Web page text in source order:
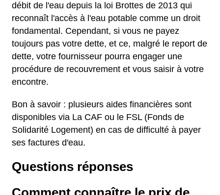
débit de l'eau depuis la loi Brottes de 2013 qui
reconnaît l'accès à l'eau potable comme un droit
fondamental. Cependant, si vous ne payez
toujours pas votre dette, et ce, malgré le report de
dette, votre fournisseur pourra engager une
procédure de recouvrement et vous saisir à votre
encontre.
Bon à savoir : plusieurs aides financières sont
disponibles via La CAF ou le FSL (Fonds de
Solidarité Logement) en cas de difficulté à payer
ses factures d'eau.
Questions réponses